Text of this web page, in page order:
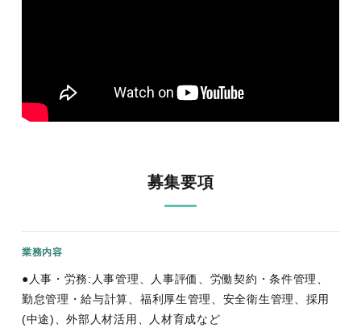
募集要項
業務内容
●人事・労務:人事管理、人事評価、労働契約・条件管理、
勤怠管理・給与計算、福利厚生管理、安全衛生管理、採用
(中途)、外部人材活用、人材育成など